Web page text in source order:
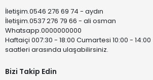
İletişim.0546 276 69 74 - aydın
İletişim.0537 276 79 66 - ali osman
Whatsapp.0000000000
Haftaiçi 007:30 - 18:00 Cumartesi 10:00 - 14:00
saatleri arasında ulaşabilirsiniz.
Bizi Takip Edin